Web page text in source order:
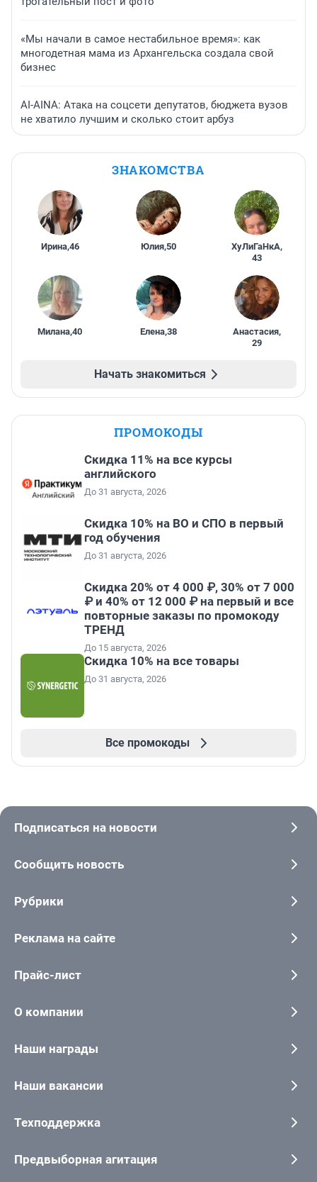
«Мы начали в самое нестабильное время»: как
многодетная мама из Архангельска создала свой
бизнес
AI-AINA: Атака на соцсети депутатов, бюджета вузов
не хватило лучшим и сколько стоит арбуз
ЗНАКОМСТВА
Ирина,46 Юлия,50 ХуЛиГаНкА,
43
Милана,40 Елена,38 Анастасия,
29
Начать знакомиться
ПРОМОКОДЫ
Скидка 11% на все курсы
английского
До 31 августа, 2026
Скидка 10% на ВО и СПО в первый
год обучения
До 31 августа, 2026
Скидка 20% от 4 000 ₽, 30% от 7 000
₽ и 40% от 12 000 ₽ на первый и все
повторные заказы по промокоду
ТРЕНД
До 15 августа, 2026
Скидка 10% на все товары
До 31 августа, 2026
Все промокоды
Подписаться на новости
Сообщить новость
Рубрики
Реклама на сайте
Прайс-лист
О компании
Наши награды
Наши вакансии
Техподдержка
Предвыборная агитация